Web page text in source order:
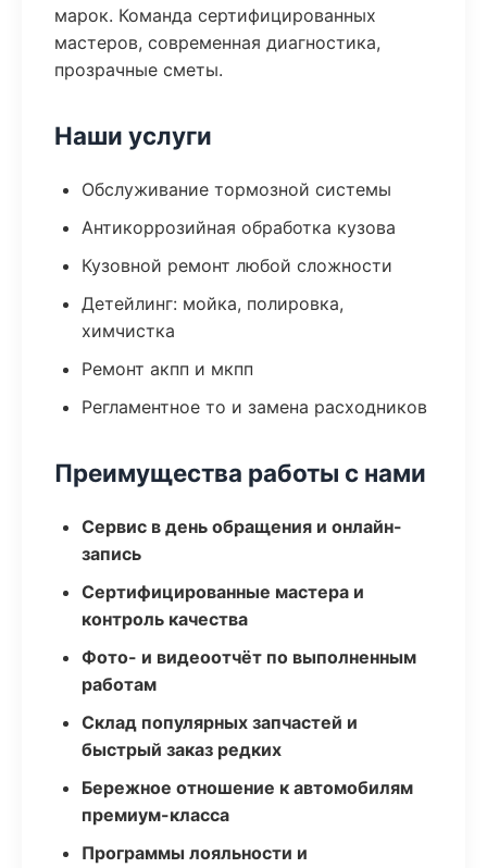
марок. Команда сертифицированных
мастеров, современная диагностика,
прозрачные сметы.
Наши услуги
Обслуживание тормозной системы
Антикоррозийная обработка кузова
Кузовной ремонт любой сложности
Детейлинг: мойка, полировка,
химчистка
Ремонт акпп и мкпп
Регламентное то и замена расходников
Преимущества работы с нами
Сервис в день обращения и онлайн-
запись
Сертифицированные мастера и
контроль качества
Фото- и видеоотчёт по выполненным
работам
Склад популярных запчастей и
быстрый заказ редких
Бережное отношение к автомобилям
премиум-класса
Программы лояльности и